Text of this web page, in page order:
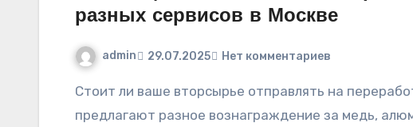
разных сервисов в Москве
admin 29.07.2025 Нет комментариев
Стоит ли ваше вторсырье отправлять на переработку? Принимающие пункты столицы
предлагают разное вознаграждение за медь,